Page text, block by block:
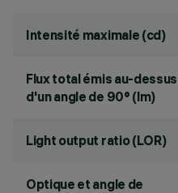
Intensité maximale (cd)
Flux total émis au-dessus
d'un angle de 90° (lm)
Light output ratio (LOR)
Optique et angle de